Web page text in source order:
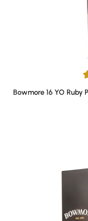
Average rating of
Bowmore 16 YO Ruby